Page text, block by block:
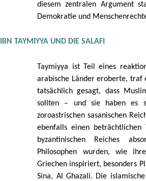
diesem zentralen Argument
Demokratie und
IBN TAYMIYYA UND DIE SALAFI
Taymiyya ist Teil eines
arabische Länder eroberte, traf
tatsächlich gesagt, dass
sollten – und sie haben es
zoroastrischen sasanischen
ebenfalls einen
byzantinischen Reiches
Philosophen wurden, wie
Griechen inspiriert, besonders
Sina, Al Ghazali. Die